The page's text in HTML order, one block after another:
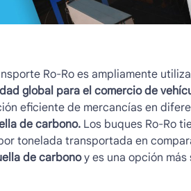
Ro-Roes ampliamente
global para el comercio de
eficiente de mercancías en
de carbono.Los buques Ro-Ro
tonelada transportada en
de carbonoy es una opción